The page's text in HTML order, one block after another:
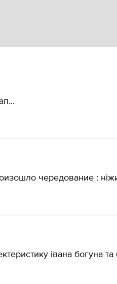
чередование :
івана богуна